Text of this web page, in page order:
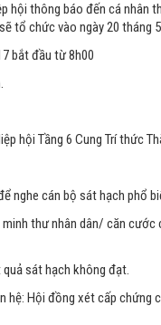
hội thông báo đến cá
tổ chức vào ngày 20 tháng
bắt đầu từ 8h00
hội Tầng 6 Cung Trí thức
nghe cán bộ sát hạch phổ
thư nhân dân/ căn
sát hạch không đạt.
Hội đồng xét cấp chứng